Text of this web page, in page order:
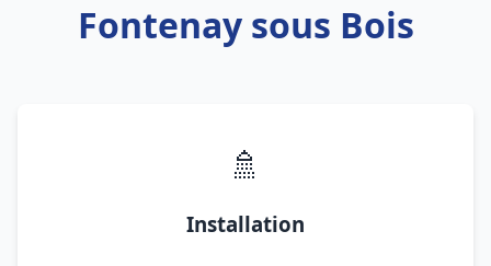
Fontenay sous Bois
🚿
Installation